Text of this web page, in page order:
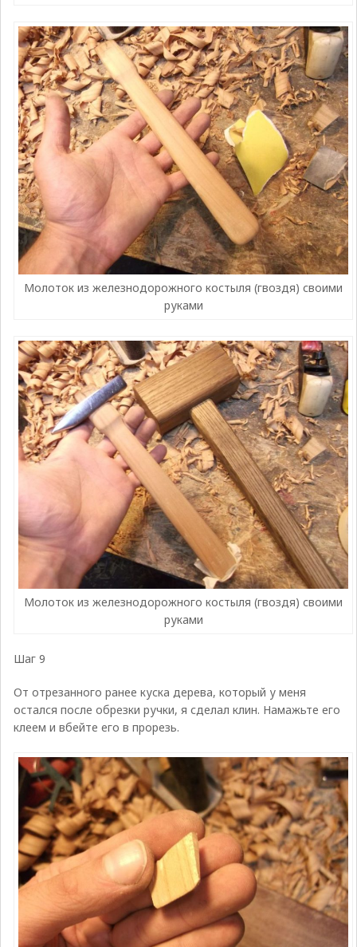
Молоток из железнодорожного костыля (гвоздя) своими
руками
Молоток из железнодорожного костыля (гвоздя) своими
руками
Шаг 9
От отрезанного ранее куска дерева, который у меня
остался после обрезки ручки, я сделал клин. Намажьте его
клеем и вбейте его в прорезь.